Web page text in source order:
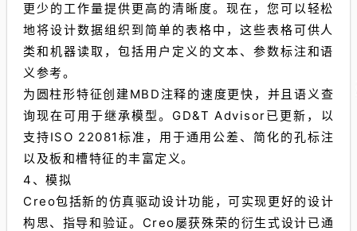
更少的工作量提供更高的清晰度。现在，您可以轻松
地将设计数据组织到简单的表格中，这些表格可供人
类和机器读取，包括用户定义的文本、参数标注和语
义参考。
为圆柱形特征创建MBD注释的速度更快，并且语义查
询现在可用于继承模型。GD&T Advisor已更新，以
支持ISO 22081标准，用于通用公差、简化的孔标注
以及板和槽特征的丰富定义。
4、模拟
Creo包括新的仿真驱动设计功能，可实现更好的设计
构思、指导和验证。Creo屡获殊荣的衍生式设计已通